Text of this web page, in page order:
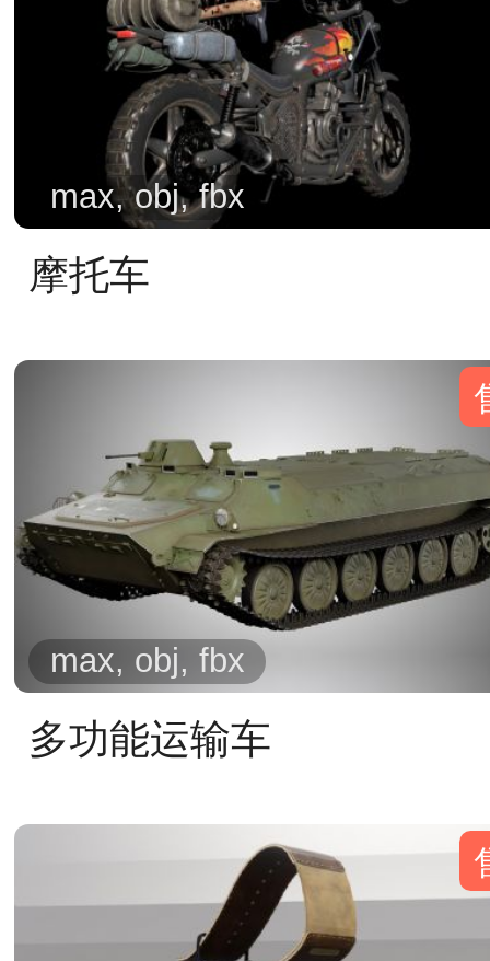
摩托车
max, obj, fbx
多功能运输车
max, obj, fbx